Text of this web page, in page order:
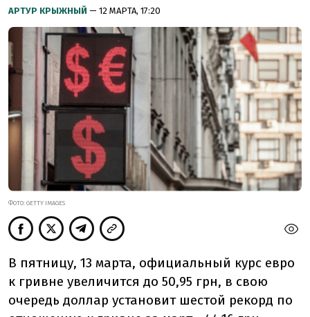
АРТУР КРЫЖНЫЙ — 12 МАРТА, 17:20
ФОТО: GETTY IMAGES
В пятницу, 13 марта, официальный курс евро
к гривне увеличится до 50,95 грн, в свою
очередь доллар установит шестой рекорд по